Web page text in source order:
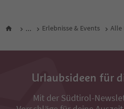
... Erlebnisse & Events Alle
Urlaubsideen für
Mit der Südtirol-